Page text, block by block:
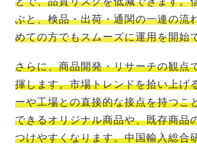
ぶと、検品・出荷・通関の一連の流
めての方でもスムーズに運用を開始
さらに、商品開発・リサーチの観点
揮します。市場トレンドを拾い上げ
ーや工場との直接的な接点を持つこ
できるオリジナル商品や、既存商品
つけやすくなります。中国輸入総合